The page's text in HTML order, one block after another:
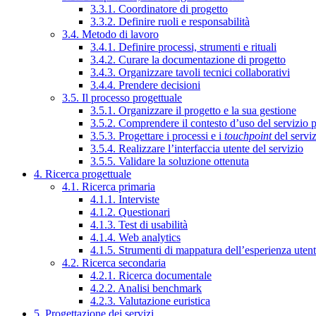
3.3.1. Coordinatore di progetto
3.3.2. Definire ruoli e responsabilità
3.4. Metodo di lavoro
3.4.1. Definire processi, strumenti e rituali
3.4.2. Curare la documentazione di progetto
3.4.3. Organizzare tavoli tecnici collaborativi
3.4.4. Prendere decisioni
3.5. Il processo progettuale
3.5.1. Organizzare il progetto e la sua gestione
3.5.2. Comprendere il contesto d’uso del servizio
3.5.3. Progettare i processi e i touchpointdel
3.5.4. Realizzare l’interfaccia utente del servizio
3.5.5. Validare la soluzione ottenuta
4. Ricerca progettuale
4.1. Ricerca primaria
4.1.1. Interviste
4.1.2. Questionari
4.1.3. Test di usabilità
4.1.4. Web analytics
4.1.5. Strumenti di mappatura dell’esperienza
4.2. Ricerca secondaria
4.2.1. Ricerca documentale
4.2.2. Analisi benchmark
4.2.3. Valutazione euristica
5. Progettazione dei servizi